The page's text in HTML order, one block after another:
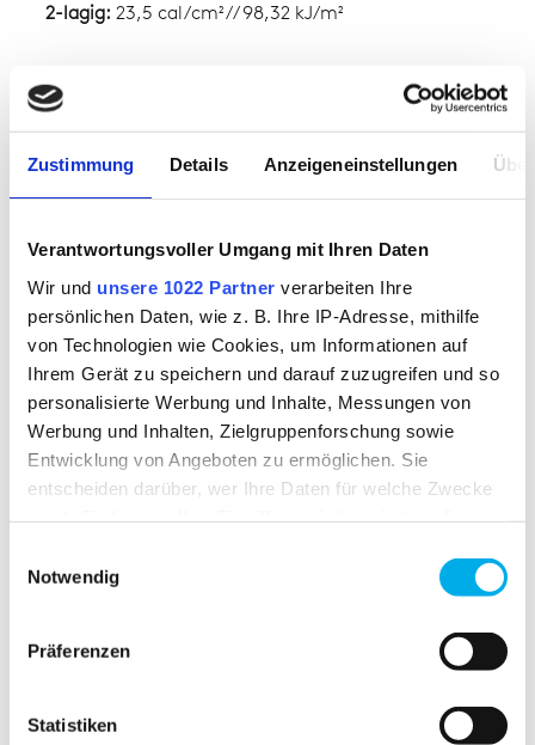
Zustimmung Details Anzeigeneinstellungen
Verantwortungsvoller Umgang mit Ihren Daten
Wir und unsere 1022 Partner verarbeiten Ihre
persönlichen Daten, wie z. B. Ihre IP-Adresse, mithilfe
von Technologien wie Cookies, um Informationen auf
Ihrem Gerät zu speichern und darauf zuzugreifen und so
personalisierte Werbung und Inhalte, Messungen von
Werbung und Inhalten, Zielgruppenforschung sowie
Entwicklung von Angeboten zu ermöglichen. Sie
entscheiden darüber, wer Ihre Daten für welche Zwecke
Trigger Symbol ändern oder widerrufen
Informationen über Ihre geografische Lage
können
Notwendig
Präferenzen
Statistiken
2-lagig: 23,5 cal/cm² // 98,32 kJ/m²
WÄRMEDÄMMFAKTOR (HAF)
1-lagig:80,2 %
2-lagig:90,4 %
DOWNLOAD
Konformitätserklärung für Farbe 2112
BESONDERE MERKMALE